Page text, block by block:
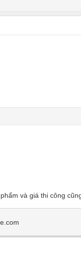
và giá thi công